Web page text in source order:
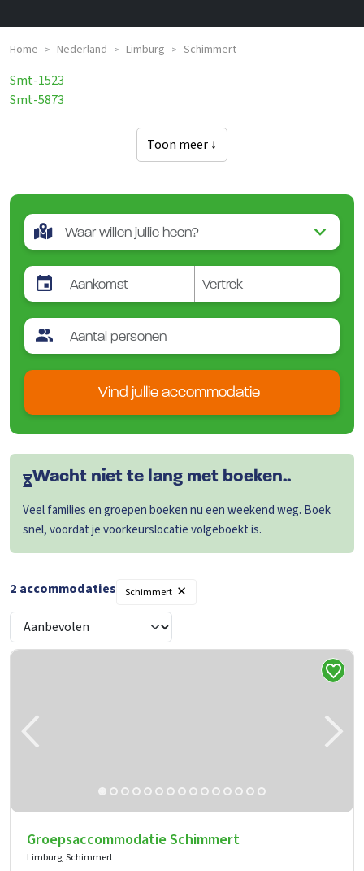
Home > Nederland > Limburg > Schimmert
Smt-1523
Smt-5873
Toon meer ↓
Vind jullie accommodatie
Wacht niet te lang met boeken..
Veel families en groepen boeken nu een weekend weg. Boek
snel, voordat je voorkeurslocatie volgeboekt is.
2 accommodaties Schimmert ×
Groepsaccommodatie Schimmert
Limburg, Schimmert